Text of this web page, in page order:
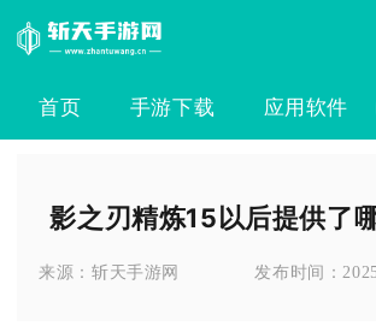
首页 手游下载 应用软件
影之刃精炼15以后提供了
来源：斩天手游网 发布时间：